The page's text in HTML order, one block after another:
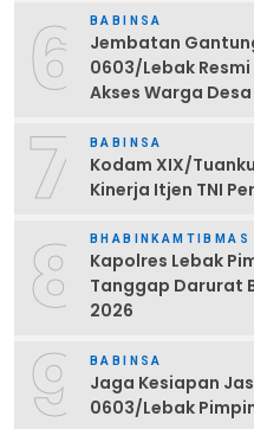
6 BABINSA
Jembatan
0603/Lebak
Akses Warga
7 BABINSA
Kodam XIX/
Kinerja Itjen TNI
8 BHABINKAMTIBMAS
Kapolres Lebak
Tanggap Darurat
2026
9 BABINSA
Jaga Kesiapan
0603/Lebak